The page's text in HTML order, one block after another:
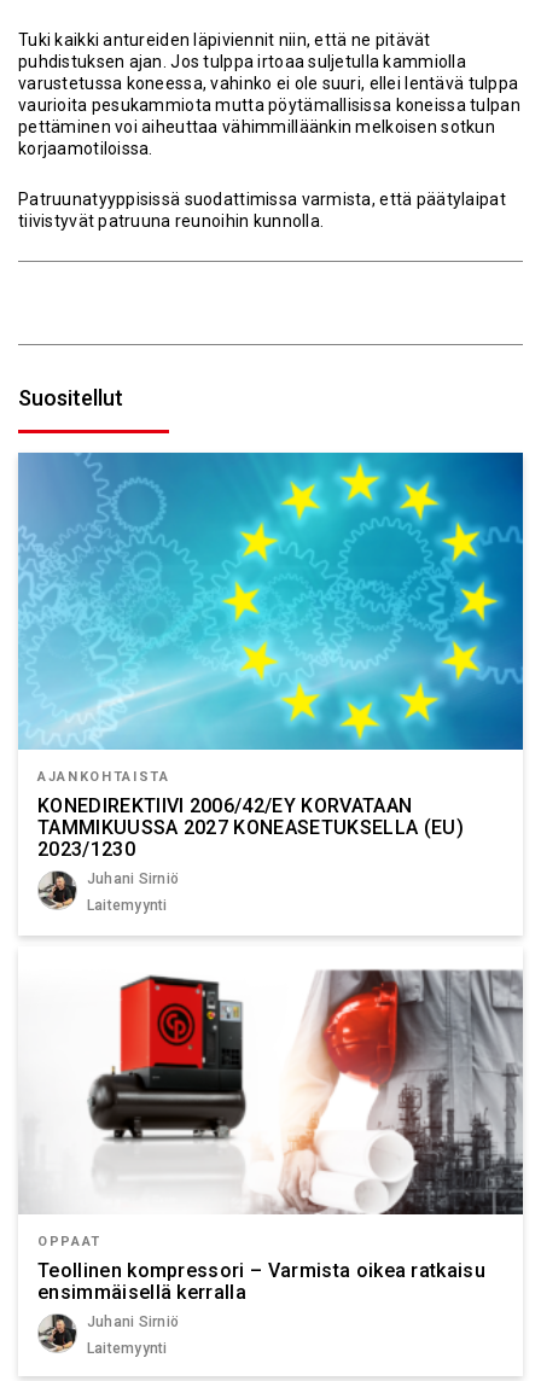
Tuki kaikki antureiden läpiviennit niin, että ne pitävät
puhdistuksen ajan. Jos tulppa irtoaa suljetulla kammiolla
varustetussa koneessa, vahinko ei ole suuri, ellei lentävä tulppa
vaurioita pesukammiota mutta pöytämallisissa koneissa tulpan
pettäminen voi aiheuttaa vähimmilläänkin melkoisen sotkun
korjaamotiloissa.
Patruunatyyppisissä suodattimissa varmista, että päätylaipat
tiivistyvät patruuna reunoihin kunnolla.
Suositellut
AJANKOHTAISTA
KONEDIREKTIIVI 2006/42/EY KORVATAAN
TAMMIKUUSSA 2027 KONEASETUKSELLA (EU)
2023/1230
Juhani Sirniö
Laitemyynti
OPPAAT
Teollinen kompressori – Varmista oikea ratkaisu
ensimmäisellä kerralla
Juhani Sirniö
Laitemyynti